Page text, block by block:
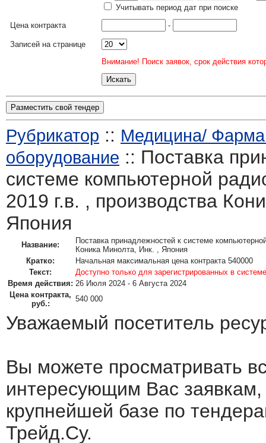
Учитывать период дат при поиске
Цена контракта
-
Записей на странице
Внимание! Поиск заявок, срок действия
Разместить свой тендер
Рубрикатор :: Медицина/
оборудование :: Поставка
системе компьютерной
2019 г.в. , производства
Япония
Название:
Поставка принадлежностей к системе
Коника Минолта, Инк. , Япония
Кратко:
Начальная максимальная цена контракта 540000
Текст:
Доступно только для зарегистрированных в
Время действия: 26 Июля 2024 - 6 Августа 2024
Цена контракта,
руб.:
540 000
Уважаемый посетитель
Вы можете просматривать
интересующим Вас
крупнейшей базе по
Трейд.Су.